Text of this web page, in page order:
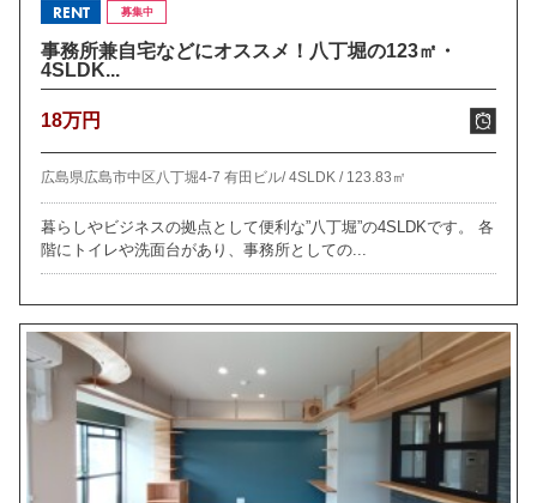
RENT 募集中
事務所兼自宅などにオススメ！八丁堀の123㎡・
4SLDK...
18万円
広島県広島市中区八丁堀4-7 有田ビル/4SLDK / 123.83㎡
暮らしやビジネスの拠点として便利な”八丁堀”の4SLDKです。 各
階にトイレや洗面台があり、事務所としての...